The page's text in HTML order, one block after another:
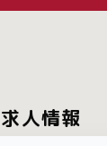
人情報